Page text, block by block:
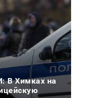
В Химках на